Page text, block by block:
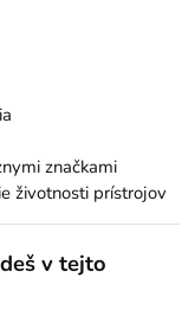
značkami
životnosti prístrojov
v tejto